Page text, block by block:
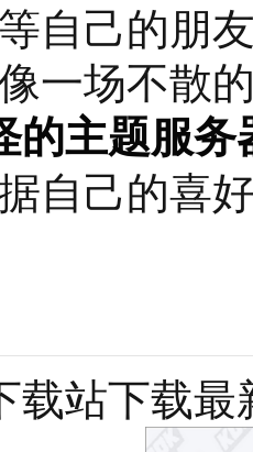
自己的朋
一场不散
的主题服务
自己的喜
轻而易举地
技的专业支
语音提示
载站下载